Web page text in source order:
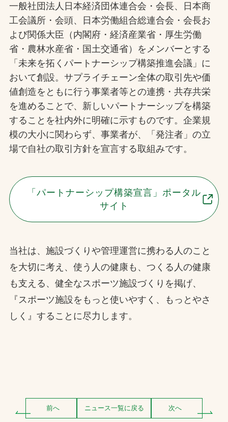
一般社団法人日本経済団体連合会・会長、日本商
工会議所・会頭、日本労働組合総連合会・会長お
よび関係大臣（内閣府・経済産業省・厚生労働
省・農林水産省・国土交通省）をメンバーとする
「未来を拓くパートナーシップ構築推進会議」に
おいて創設。サプライチェーン全体の取引先や価
値創造をともに行う事業者等との連携・共存共栄
を進めることで、新しいパートナーシップを構築
することを社内外に明確に示すものです。企業規
模の大小に関わらず、事業者が、「発注者」の立
場で自社の取引方針を宣言する取組みです。
「パートナーシップ構築宣言」ポータル
サイト
当社は、施設づくりや管理運営に携わる人のこと
を大切に考え、使う人の健康も、つくる人の健康
も支える、健全なスポーツ施設づくりを掲げ、
『スポーツ施設をもっと使いやすく、もっとやさ
しく』することに尽力します。
前へ ニュース一覧に戻る 次へ